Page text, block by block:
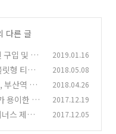
다른 글
구입 및 겨
2019.01.16
형 티켓
2018.05.08
부산역 비
2018.04.26
용이한 로
2017.12.19
스 제로
2017.12.05